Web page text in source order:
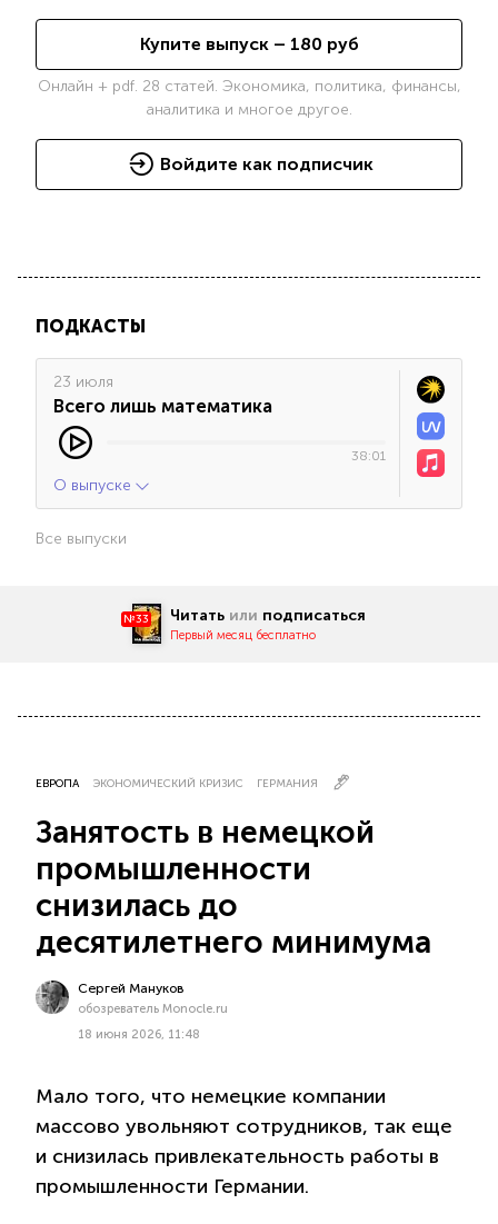
Купите выпуск – 180 руб
Онлайн + pdf. 28 статей. Экономика, политика, финансы,
аналитика и многое другое.
Войдите как подписчик
ПОДКАСТЫ
23 июля
Всего лишь математика
38:01
О выпуске
Все выпуски
№33 Читать или подписаться
Первый месяц бесплатно
ЕВРОПА ЭКОНОМИЧЕСКИЙ КРИЗИС ГЕРМАНИЯ
Занятость в немецкой
промышленности
снизилась до
десятилетнего минимума
Сергей Мануков
обозреватель Monocle.ru
18 июня 2026, 11:48
Мало того, что немецкие компании
массово увольняют сотрудников, так еще
и снизилась привлекательность работы в
промышленности Германии.